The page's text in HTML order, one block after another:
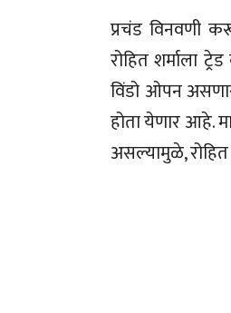
प्रचंड विनवणी
रोहित शर्माला
विंडो ओपन
होता येणार आहे.
असल्यामुळे,